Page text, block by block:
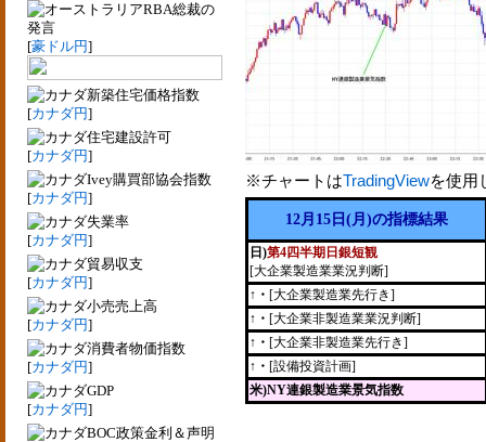
RBA総裁の
発言
[豪ドル円]
新築住宅価格指数
[カナダ円]
住宅建設許可
[カナダ円]
Ivey購買部協会指数
[カナダ円]
失業率
[カナダ円]
貿易収支
[カナダ円]
小売売上高
[カナダ円]
消費者物価指数
[カナダ円]
GDP
[カナダ円]
BOC政策金利＆声明
※チャートはTradingViewを使用
12月15日(月)の指標結果
日)第4四半期日銀短観
[大企業製造業業況判断]
↑・ [大企業製造業先行き]
↑・ [大企業非製造業業況判断]
↑・ [大企業非製造業先行き]
↑・ [設備投資計画]
米)NY連銀製造業景気指数